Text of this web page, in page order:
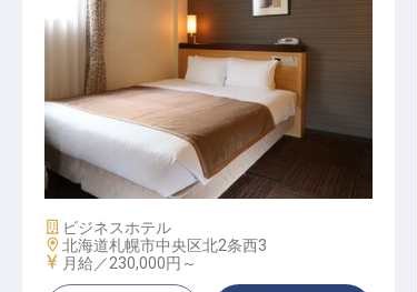
総務経理
施設業態
ビジネスホテル
勤務地
北海道札幌市中央区北2条西3
給与
月給／230,000円～